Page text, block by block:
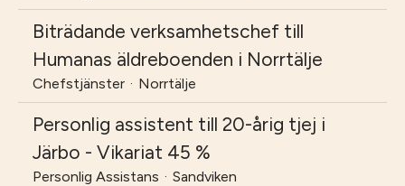
Biträdande verksamhetschef till
Humanas äldreboenden i Norrtälje
Chefstjänster · Norrtälje
Personlig assistent till 20-årig tjej i
Järbo - Vikariat 45 %
Personlig Assistans · Sandviken